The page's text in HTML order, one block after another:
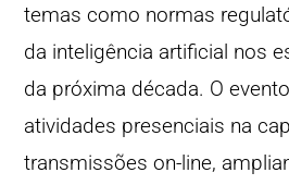
temas como normas
da inteligência artificial nos
da próxima década. O
atividades presenciais na
transmissões on-line,